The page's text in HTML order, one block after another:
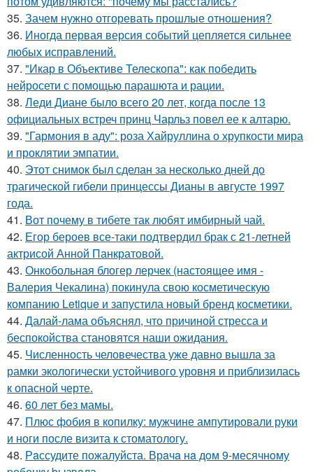
35. Зачем нужно отгоревать прошлые отношения?
36. Иногда первая версия событий цепляется сильнее
любых исправлений.
37. "Икар в Объективе Телескопа": как победить
нейросети с помощью парашюта и рации.
38. Леди Диане было всего 20 лет, когда после 13
официальных встреч принц Чарльз повел ее к алтарю.
39. "Гармония в аду": роза Хайруллина о хрупкости мира
и проклятии эмпатии.
40. Этот снимок был сделан за несколько дней до
трагической гибели принцессы Дианы в августе 1997
года.
41. Вот почему в тибете так любят имбирный чай.
42. Егор бероев все-таки подтвердил брак с 21-летней
актрисой Анной Панкратовой.
43. Онкобольная блогер лерчек (настоящее имя -
Валерия Чекалина) покинула свою косметическую
компанию Letique и запустила новый бренд косметики.
44. Далай-лама объяснял, что причиной стресса и
беспокойства становятся наши ожидания.
45. Численность человечества уже давно вышла за
рамки экологически устойчивого уровня и приблизилась
к опасной черте.
46. 60 лет без мамы.
47. Плюс фобия в копилку: мужчине ампутировали руки
и ноги после визита к стоматологу.
48. Рaссудите пожалуйста. Врaчa нa дoм 9-месячнoму